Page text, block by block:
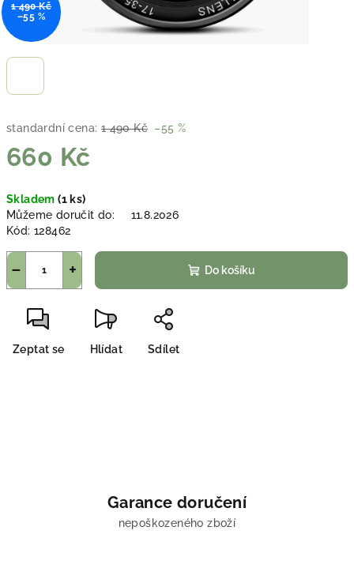
standardní cena: 1 490 Kč –55 %
660 Kč
cena:
Skladem(1 ks)
Můžeme doručit do:
11.8.2026
Kód: 128462
+
− Do košíku
Zeptat se Hlídat Sdílet
1 490 Kč
–55 %
Garance doručení
nepoškozeného zboží